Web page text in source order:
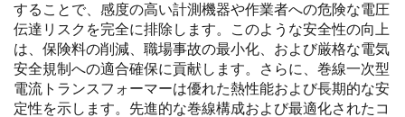
することで、感度の高い計測機器や作業者への危険な電圧
伝達リスクを完全に排除します。このような安全性の向上
は、保険料の削減、職場事故の最小化、および厳格な電気
安全規制への適合確保に貢献します。さらに、巻線一次型
電流トランスフォーマーは優れた熱性能および長期的な安
定性を示します。先進的な巻線構成および最適化されたコ